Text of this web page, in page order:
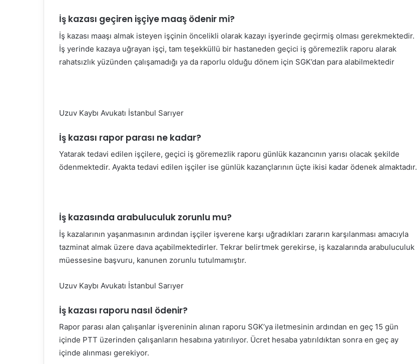
İş kazası geçiren işçiye maaş ödenir mi?
İş kazası maaşı almak isteyen işçinin öncelikli olarak kazayı işyerinde geçirmiş olması gerekmektedir.
İş yerinde kazaya uğrayan işçi, tam teşekküllü bir hastaneden geçici iş göremezlik raporu alarak
rahatsızlık yüzünden çalışamadığı ya da raporlu olduğu dönem için SGK’dan para alabilmektedir
Uzuv Kaybı Avukatı İstanbul Sarıyer
İş kazası rapor parası ne kadar?
Yatarak tedavi edilen işçilere, geçici iş göremezlik raporu günlük kazancının yarısı olacak şekilde
ödenmektedir. Ayakta tedavi edilen işçiler ise günlük kazançlarının üçte ikisi kadar ödenek almaktadır.
İş kazasında arabuluculuk zorunlu mu?
İş kazalarının yaşanmasının ardından işçiler işverene karşı uğradıkları zararın karşılanması amacıyla
tazminat almak üzere dava açabilmektedirler. Tekrar belirtmek gerekirse, iş kazalarında arabuluculuk
müessesine başvuru, kanunen zorunlu tutulmamıştır.
Uzuv Kaybı Avukatı İstanbul Sarıyer
İş kazası raporu nasıl ödenir?
Rapor parası alan çalışanlar işvereninin alınan raporu SGK’ya iletmesinin ardından en geç 15 gün
içinde PTT üzerinden çalışanların hesabına yatırılıyor. Ücret hesaba yatırıldıktan sonra en geç ay
içinde alınması gerekiyor.